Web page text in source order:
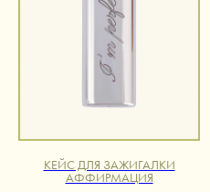
КЕЙС ДЛЯ ЗАЖИГАЛКИ
АФФИРМАЦИЯ